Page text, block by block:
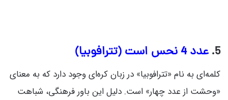
5. عدد 4 نحس است (تترافوبیا)
کلمه‌ای به نام «تترافوبیا» در زبان کره‌ای وجود دارد که به معنای
«وحشت از عدد چهار» است. دلیل این باور فرهنگی، شباهت